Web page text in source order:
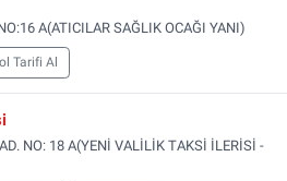
A(ATICILAR SAĞLIK OCAĞI YANI)
Tarifi Al
NO: 18 A(YENİ VALİLİK TAKSİ İLERİSİ -